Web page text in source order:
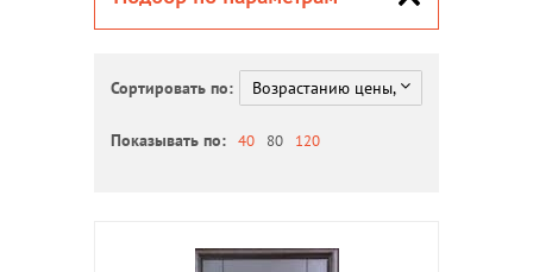
Сортировать по:
Показывать по: 40 80 120